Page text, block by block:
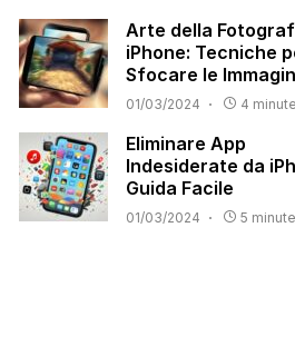
Arte della
iPhone: Tecniche
Sfocare le
01/03/2024 4
Eliminare App
Indesiderate da
Guida Facile
01/03/2024 5